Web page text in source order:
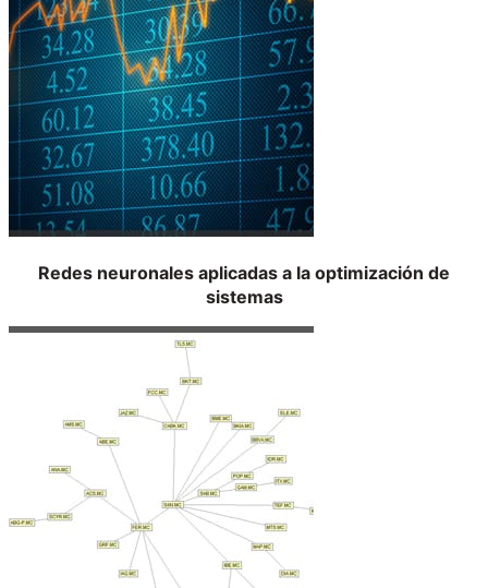
Redes neuronales aplicadas a la optimización de
sistemas